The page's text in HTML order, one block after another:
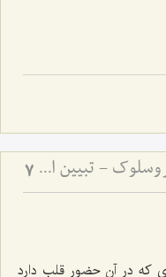
مراقبه؛ تزكیه و مواظبت در سیروسلوك - تبیین اصول مهم سیروسلوک از منظر علامه طهرانی 7
که در آن حضور قلب دارد